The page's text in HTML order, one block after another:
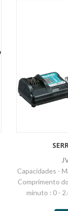
Capacidades -
Comprimento
minuto : 0 -